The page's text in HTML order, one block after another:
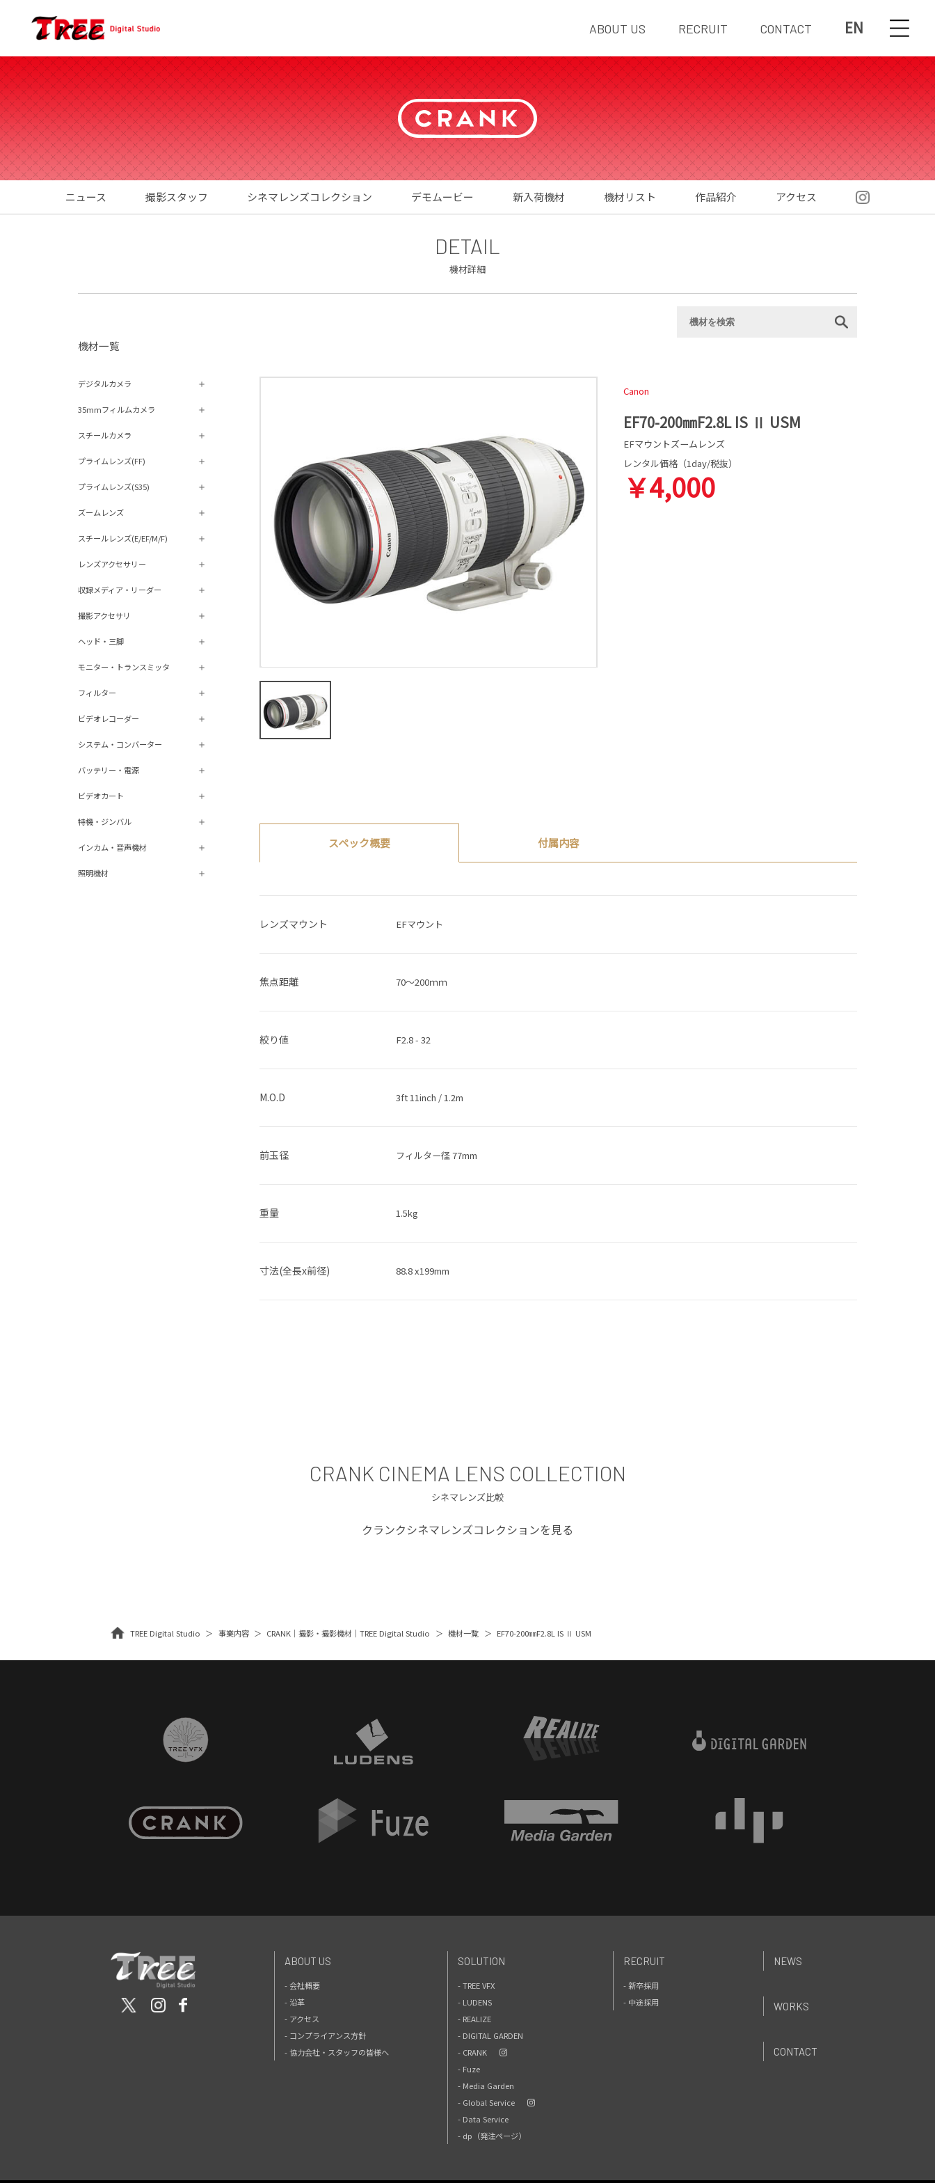
EN
ABOUT US RECRUIT CONTACT
ニュース 撮影スタッフ シネマレンズコレクション デモムービー 新入荷機材 機材リスト 作品紹介 アクセス
DETAIL
機材詳細
機材⼀覧
デジタルカメラ
35mmフィルムカメラ
スチールカメラ
プライムレンズ(FF)
プライムレンズ(S35)
ズームレンズ
スチールレンズ(E/EF/M/F)
レンズアクセサリー
収録メディア・リーダー
撮影アクセサリ
ヘッド・三脚
モニター・トランスミッタ
フィルター
ビデオレコーダー
システム・コンバーター
バッテリー・電源
ビデオカート
特機・ジンバル
インカム・音声機材
照明機材
Canon
EF70-200㎜F2.8L IS Ⅱ USM
EFマウントズームレンズ
レンタル価格（1day/税抜）
￥4,000
スペック概要 付属内容
レンズマウント EFマウント
焦点距離 70～200ｍｍ
絞り値 F2.8 - 32
M.O.D 3ft 11inch / 1.2m
前玉径 フィルター径 77mm
重量 1.5kg
寸法(全長x前径) 88.8 x199mm
CRANK CINEMA LENS COLLECTION
シネマレンズ比較
クランクシネマレンズコレクションを見る
TREE Digital Studio 事業内容 CRANK｜撮影・撮影機材｜TREE Digital Studio 機材一覧 EF70-200㎜F2.8L IS Ⅱ USM
ABOUT US
- 会社概要
- 沿革
- アクセス
- コンプライアンス方針
- 協力会社・スタッフの皆様へ
SOLUTION
- TREE VFX
- LUDENS
- REALIZE
- DIGITAL GARDEN
- CRANK
- Fuze
- Media Garden
- Global Service
- Data Service
- dp（発注ページ）
RECRUIT
- 新卒採用
- 中途採用
NEWS
WORKS
CONTACT